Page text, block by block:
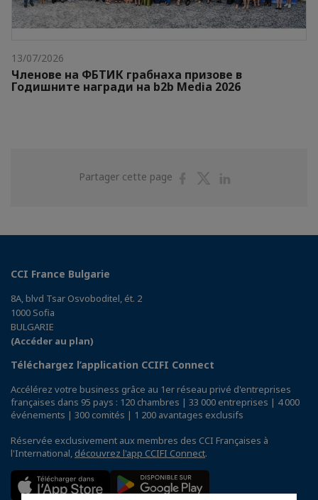
13/07/2026
Членове на ФБТИК грабнаха призове в
Годишните награди на b2b Media 2026
Partager cette page
PartagerPartager
CCI France Bulgarie
8A, blvd Tsar Osvoboditel, ét. 2
1000 Sofia
BULGARIE
(Accéder au plan)
Téléchargez l’application CCIFI Connect
Accélérez votre business grâce au 1er réseau privé d'entreprises
françaises dans 95 pays : 120 chambres | 33 000 entreprises | 4 000
événements | 300 comités | 1 200 avantages exclusifs
Réservée exclusivement aux membres des CCI Françaises à
l'International, découvrez l'app CCIFI Connect.